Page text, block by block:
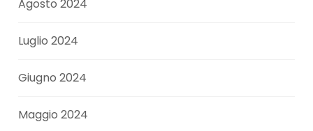
Agosto 2024
Luglio 2024
Giugno 2024
Maggio 2024